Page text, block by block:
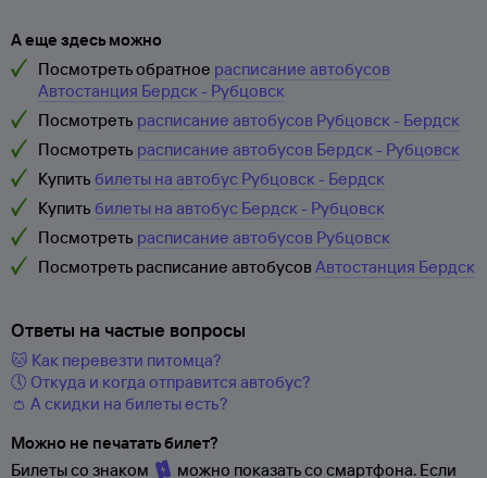
А еще здесь можно
Посмотреть обратное расписание автобусов
Автостанция Бердск - Рубцовск
Посмотреть расписание автобусов Рубцовск - Бердск
Посмотреть расписание автобусов Бердск - Рубцовск
Купить билеты на автобус Рубцовск - Бердск
Купить билеты на автобус Бердск - Рубцовск
Посмотреть расписание автобусов Рубцовск
Посмотреть расписание автобусовАвтостанция Бердск
Ответы на частые вопросы
🐱 Как перевезти питомца?
🕔 Откуда и когда отправится автобус?
👛 А скидки на билеты есть?
Можно не печатать билет?
Билеты со знаком
можно показать со смартфона. Если